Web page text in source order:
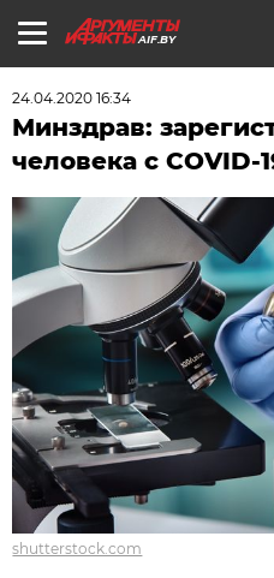
AIF.BY
24.04.2020 16:34
Минздрав:
человека с COVID-
shutterstock.com